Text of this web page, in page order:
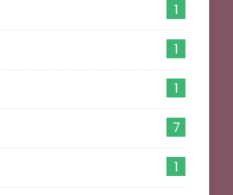
1
1
1
7
1